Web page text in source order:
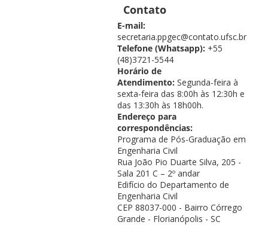
Contato
E-mail:
secretaria.ppgec@contato.ufsc.br
Telefone (Whatsapp): +55
(48)3721-5544
Horário de
Atendimento: Segunda-feira à
sexta-feira das 8:00h às 12:30h e
das 13:30h às 18h00h.
Endereço para
correspondências:
Programa de Pós-Graduação em
Engenharia Civil
Rua João Pio Duarte Silva, 205 -
Sala 201 C – 2º andar
Edifício do Departamento de
Engenharia Civil
CEP 88037-000 - Bairro Córrego
Grande - Florianópolis - SC